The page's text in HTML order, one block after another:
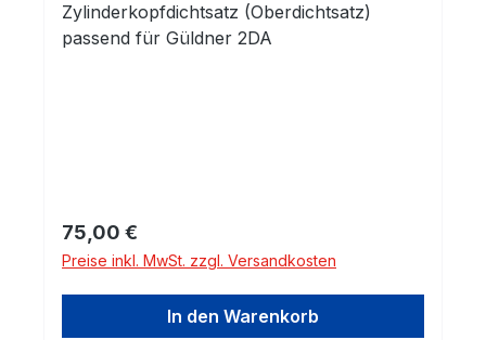
Zylinderkopfdichtsatz (Oberdichtsatz)
passend für Güldner 2DA
Regulärer Preis:
75,00 €
Preise inkl. MwSt. zzgl. Versandkosten
In den Warenkorb